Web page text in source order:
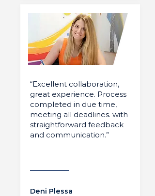
“Excellent collaboration,
great experience. Process
completed in due time,
meeting all deadlines. with
straightforward feedback
and communication.”
Deni Plessa